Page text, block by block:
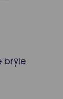
brýle